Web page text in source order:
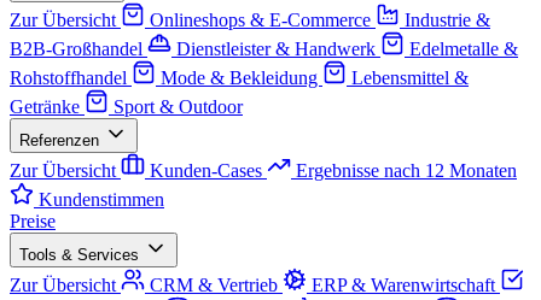
Zur Übersicht Onlineshops & E-Commerce
Industrie &
B2B-Großhandel
Dienstleister & Handwerk
Edelmetalle &
Rohstoffhandel
Mode & Bekleidung
Lebensmittel &
Getränke
Sport & Outdoor
Referenzen
Zur Übersicht Kunden-Cases
Ergebnisse nach 12 Monaten
Kundenstimmen
Preise
Tools & Services
Zur Übersicht CRM & Vertrieb
ERP & Warenwirtschaft